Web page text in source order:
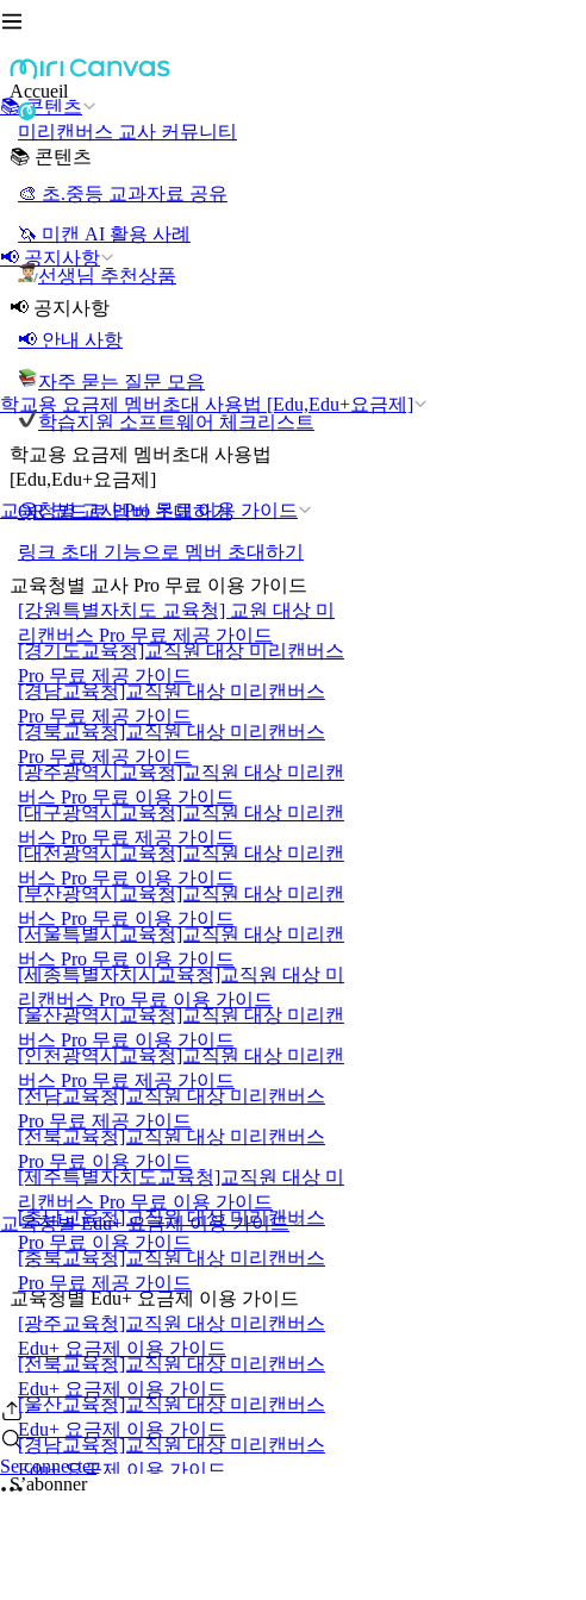
📚 콘텐츠
📢 공지사항
학교용 요금제 멤버초대 사용법 [Edu,Edu+요금제]
교육청별 교사 Pro 무료 이용 가이드
교육청별 Edu+ 요금제 이용 가이드
Se connecter
Accueil
미리캔버스 교사 커뮤니티
📚 콘텐츠
🎨 초.중등 교과자료 공유
🦄 미캔 AI 활용 사례
선생님 추천상품
📢 공지사항
📢 안내 사항
자주 묻는 질문 모음
학습지원 소프트웨어 체크리스트
학교용 요금제 멤버초대 사용법
[Edu,Edu+요금제]
QR 코드로 멤버 초대하기
링크 초대 기능으로 멤버 초대하기
교육청별 교사 Pro 무료 이용 가이드
[강원특별자치도 교육청] 교원 대상 미
리캔버스 Pro 무료 제공 가이드
[경기도교육청]교직원 대상 미리캔버스
Pro 무료 제공 가이드
[경남교육청]교직원 대상 미리캔버스
Pro 무료 제공 가이드
[경북교육청]교직원 대상 미리캔버스
Pro 무료 제공 가이드
[광주광역시교육청]교직원 대상 미리캔
버스 Pro 무료 이용 가이드
[대구광역시교육청]교직원 대상 미리캔
버스 Pro 무료 제공 가이드
[대전광역시교육청]교직원 대상 미리캔
버스 Pro 무료 이용 가이드
[부산광역시교육청]교직원 대상 미리캔
버스 Pro 무료 이용 가이드
[서울특별시교육청]교직원 대상 미리캔
버스 Pro 무료 이용 가이드
[세종특별자치시교육청]교직원 대상 미
리캔버스 Pro 무료 이용 가이드
[울산광역시교육청]교직원 대상 미리캔
버스 Pro 무료 이용 가이드
[인천광역시교육청]교직원 대상 미리캔
버스 Pro 무료 제공 가이드
[전남교육청]교직원 대상 미리캔버스
Pro 무료 제공 가이드
[전북교육청]교직원 대상 미리캔버스
Pro 무료 이용 가이드
[제주특별자치도교육청]교직원 대상 미
리캔버스 Pro 무료 이용 가이드
[충남교육청]교직원 대상 미리캔버스
Pro 무료 이용 가이드
[충북교육청]교직원 대상 미리캔버스
Pro 무료 제공 가이드
교육청별 Edu+ 요금제 이용 가이드
[광주교육청]교직원 대상 미리캔버스
Edu+ 요금제 이용 가이드
[전북교육청]교직원 대상 미리캔버스
Edu+ 요금제 이용 가이드
[울산교육청]교직원 대상 미리캔버스
Edu+ 요금제 이용 가이드
[경남교육청]교직원 대상 미리캔버스
Edu+ 요금제 이용 가이드
S’abonner